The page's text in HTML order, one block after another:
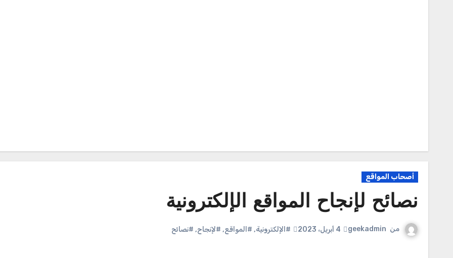
أصحاب المواقع
نصائح لإنجاح المواقع الإلكترونية
من geekadmin 4 أبريل، 2023 #الإلكترونية, #المواقع, #لإنجاح, #نصائح